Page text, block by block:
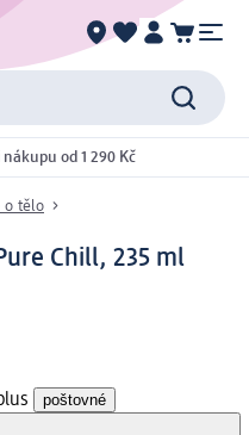
od 1 290 Kč
o tělo
Chill, 235 ml
poštovné